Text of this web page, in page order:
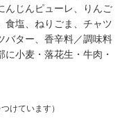
んじんピューレ、りんご
食塩、ねりごま、チャツ
バター、香辛料／調味料
に小麦・落花生・牛肉・
けています）